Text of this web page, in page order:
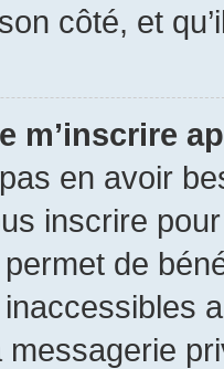
côté, et
m’inscrire
en avoir
inscrire
permet de